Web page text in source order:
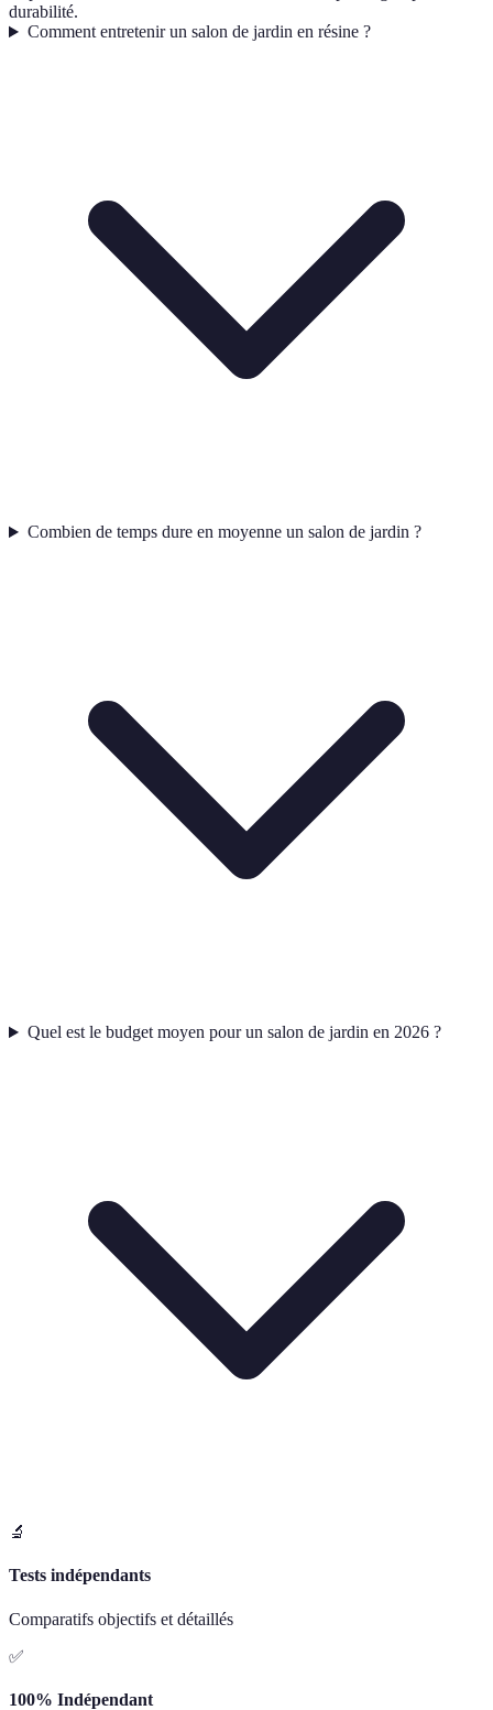
durabilité.
Comment entretenir un salon de jardin en résine ?
Combien de temps dure en moyenne un salon de jardin ?
Quel est le budget moyen pour un salon de jardin en 2026 ?
🔬
Tests indépendants
Comparatifs objectifs et détaillés
✅
100% Indépendant